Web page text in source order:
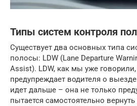
Типы систем контроля
Существует два основных типа
полосы: LDW (Lane Departure
Assist). LDW, как мы уже
предупреждает водителя о
идет дальше – она не только
пытается самостоятельно